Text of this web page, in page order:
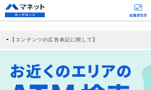
【コンテンツの広告表記に関して】
社に対して企業から紹介報酬が支払われるという収益モデ
商品を根拠なくPRするものではなく、当編集部の調査／
どに基づき、公平性を担保した情報提供を行っています。
>提携企業一覧